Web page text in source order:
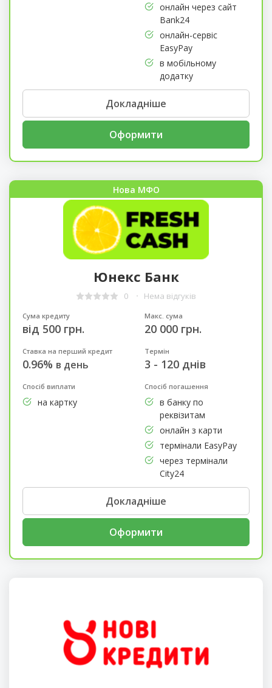
онлайн через сайт
Bank24
онлайн-сервіс
EasyPay
в мобільному
додатку
Докладніше
Оформити
Нова МФО
Юнекс Банк
0 Нема відгуків
Сума кредиту
від 500 грн.
Макс. сума
20 000 грн.
Ставка на перший кредит
0.96% в день
Термін
3 - 120 днів
Спосіб виплати
на картку
Спосіб погашення
в банку по
реквізитам
онлайн з карти
термінали EasyPay
через термінали
City24
Докладніше
Оформити